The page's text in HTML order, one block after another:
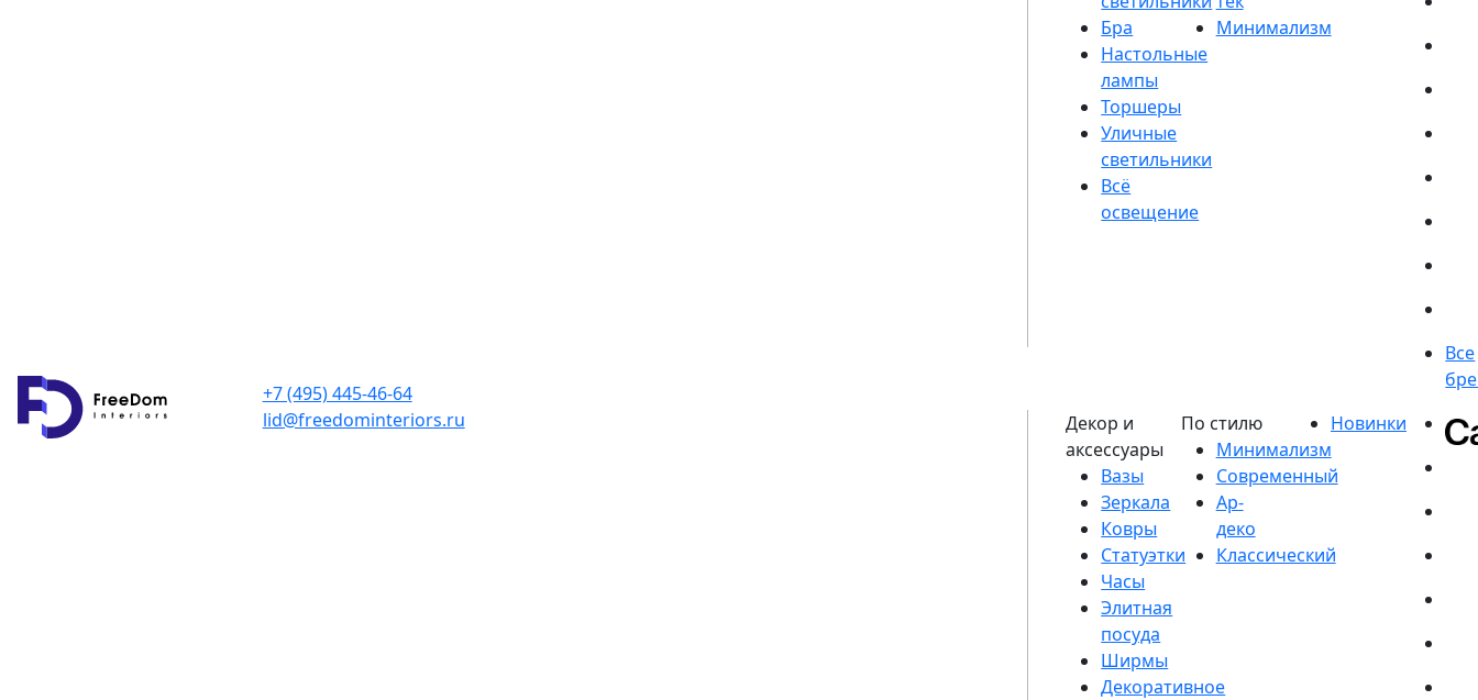
+7 (495) 445-46-64
lid@freedominteriors.ru
Бра
Настольные
лампы
Торшеры
Уличные
светильники
Вазы
Зеркала
Ковры
Статуэтки
Часы
Элитная
посуда
Ширмы
Декоративное